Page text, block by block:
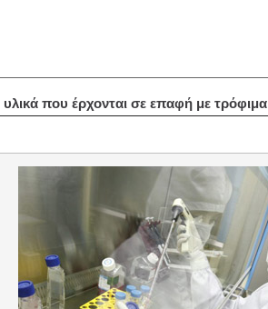
που έρχονται σε επαφή με τρόφιμα